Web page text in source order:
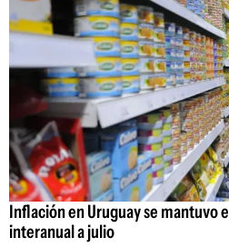
Inflación en Uruguay se mantuvo
interanual a julio